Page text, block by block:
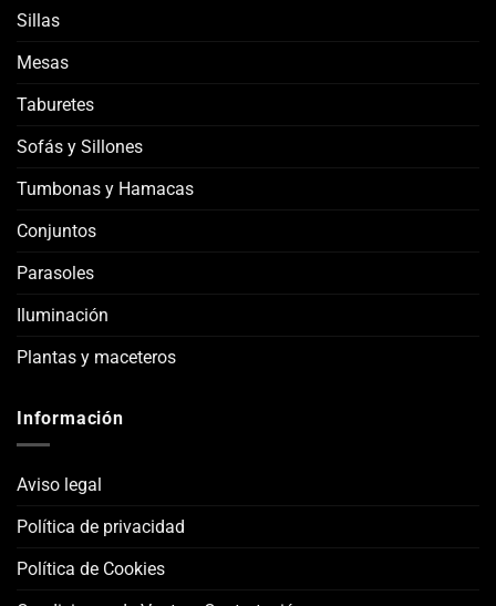
Sillas
Mesas
Taburetes
Sofás y Sillones
Tumbonas y Hamacas
Conjuntos
Parasoles
Iluminación
Plantas y maceteros
Información
Aviso legal
Política de privacidad
Política de Cookies